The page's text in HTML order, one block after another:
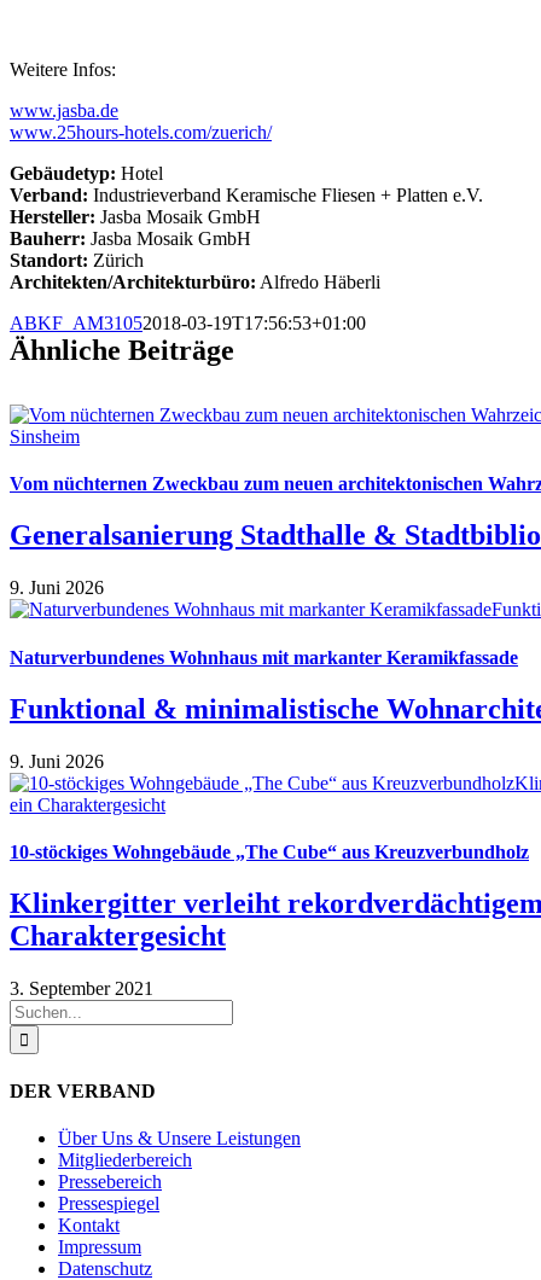
Weitere Infos:
www.jasba.de
www.25hours-hotels.com/zuerich/
Gebäudetyp: Hotel
Verband: Industrieverband Keramische Fliesen + Platten e.V.
Hersteller: Jasba Mosaik GmbH
Bauherr: Jasba Mosaik GmbH
Standort: Zürich
Architekten/Architekturbüro: Alfredo Häberli
ABKF_AM31052018-03-19T17:56:53+01:00
Ähnliche Beiträge
Vom nüchternen Zweckbau zum neuen architektonischen
Generalsanierung Stadthalle &
9. Juni 2026
Naturverbundenes Wohnhaus mit markanter Keramikfassade
Funktional & minimalistische
9. Juni 2026
10-stöckiges Wohngebäude „The Cube“ aus Kreuzverbundholz
Klinkergitter verleiht
Charaktergesicht
3. September 2021
Suche
nach:
DER VERBAND
Über Uns & Unsere Leistungen
Mitgliederbereich
Pressebereich
Pressespiegel
Kontakt
Impressum
Datenschutz